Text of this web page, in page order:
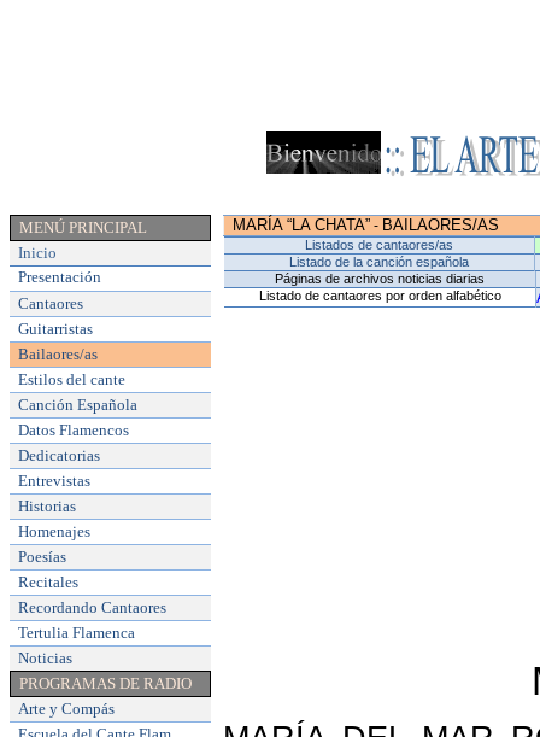
MENÚ PRINCIPAL
Inicio
Presentación
Cantaores
Guitarristas
Bailaores/as
Estilos del cante
Canción Española
Datos Flamencos
Dedicatorias
Entrevistas
Historias
Homenajes
Poesías
Recitales
Recordando Cantaores
Tertulia Flamenca
Noticias
PROGRAMAS DE RADIO
Arte y Compás
MARÍA “LA CHATA” - BAILAORES/AS
Listados de cantaores/as
Listado de la canción española
Páginas de archivos noticias diarias
Listado de cantaores por orden alfabético